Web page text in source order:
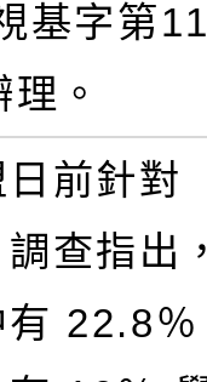
基字第
。
日前針對
調查指出
有 22.8